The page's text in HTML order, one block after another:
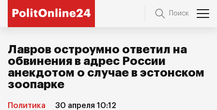
Поиск
Лавров остроумно ответил на
обвинения в адрес России
анекдотом о случае в эстонском
зоопарке
Политика 30 апреля 10:12